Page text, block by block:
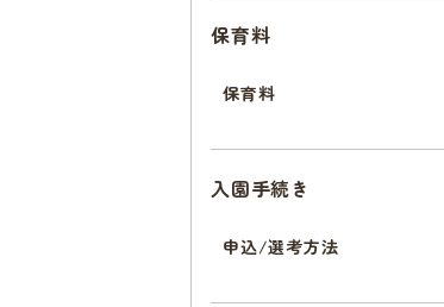
保育料
保育料
入園手続き
申込/選考方法